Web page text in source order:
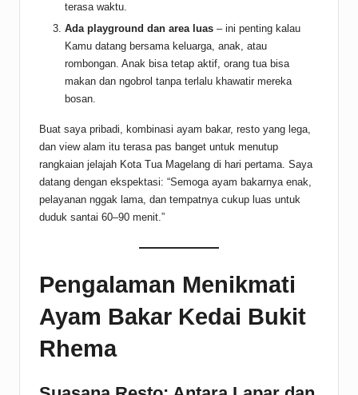
terasa waktu.
Ada playground dan area luas – ini penting kalau
Kamu datang bersama keluarga, anak, atau
rombongan. Anak bisa tetap aktif, orang tua bisa
makan dan ngobrol tanpa terlalu khawatir mereka
bosan.
Buat saya pribadi, kombinasi ayam bakar, resto yang lega,
dan view alam itu terasa pas banget untuk menutup
rangkaian jelajah Kota Tua Magelang di hari pertama. Saya
datang dengan ekspektasi: “Semoga ayam bakarnya enak,
pelayanan nggak lama, dan tempatnya cukup luas untuk
duduk santai 60–90 menit.”
Pengalaman Menikmati
Ayam Bakar Kedai Bukit
Rhema